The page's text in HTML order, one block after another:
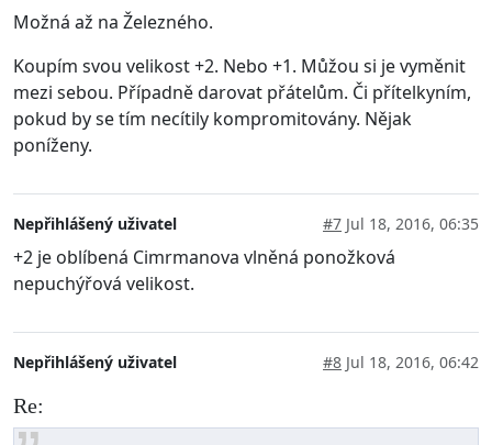
Možná až na Železného.
Koupím svou velikost +2. Nebo +1. Můžou si je vyměnit
mezi sebou. Případně darovat přátelům. Či přítelkyním,
pokud by se tím necítily kompromitovány. Nějak
poníženy.
Nepřihlášený uživatel #7 Jul 18, 2016, 06:35
+2 je oblíbená Cimrmanova vlněná ponožková
nepuchýřová velikost.
Nepřihlášený uživatel #8 Jul 18, 2016, 06:42
Re: